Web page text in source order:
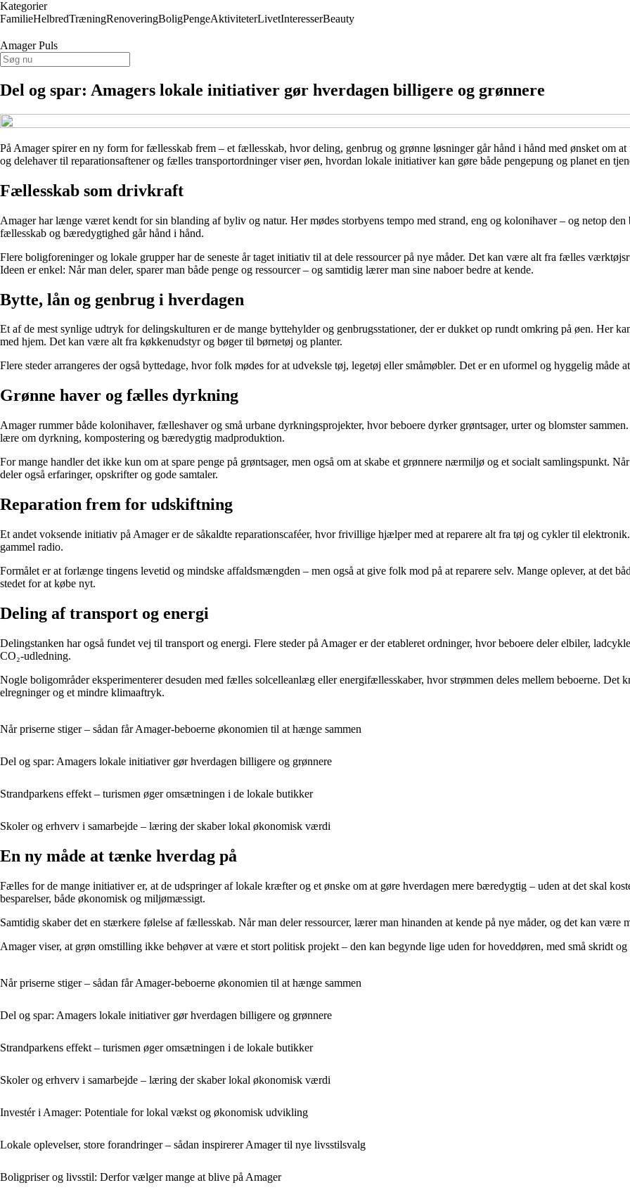
Kategorier
FamilieHelbredTræningRenoveringBoligPengeAktiviteterLivetInteresserBeauty
Amager Puls
Del og spar: Amagers lokale initiativer gør hverdagen billigere og grønnere
På Amager spirer en ny form for fællesskab frem – et fællesskab, hvor deling, genbrug og grønne løsninger går hånd i hånd med ønsket om
og delehaver til reparationsaftener og fælles transportordninger viser øen, hvordan lokale initiativer kan gøre både pengepung og planet en
Fællesskab som drivkraft
Amager har længe været kendt for sin blanding af byliv og natur. Her mødes storbyens tempo med strand, eng og kolonihaver – og netop
fællesskab og bæredygtighed går hånd i hånd.
Flere boligforeninger og lokale grupper har de seneste år taget initiativ til at dele ressourcer på nye måder. Det kan være alt fra fælles
Ideen er enkel: Når man deler, sparer man både penge og ressourcer – og samtidig lærer man sine naboer bedre at kende.
Bytte, lån og genbrug i hverdagen
Et af de mest synlige udtryk for delingskulturen er de mange byttehylder og genbrugsstationer, der er dukket op rundt omkring på øen. Her
med hjem. Det kan være alt fra køkkenudstyr og bøger til børnetøj og planter.
Flere steder arrangeres der også byttedage, hvor folk mødes for at udveksle tøj, legetøj eller småmøbler. Det er en uformel og hyggelig
Grønne haver og fælles dyrkning
Amager rummer både kolonihaver, fælleshaver og små urbane dyrkningsprojekter, hvor beboere dyrker grøntsager, urter og blomster
lære om dyrkning, kompostering og bæredygtig madproduktion.
For mange handler det ikke kun om at spare penge på grøntsager, men også om at skabe et grønnere nærmiljø og et socialt samlingspunkt.
deler også erfaringer, opskrifter og gode samtaler.
Reparation frem for udskiftning
Et andet voksende initiativ på Amager er de såkaldte reparationscaféer, hvor frivillige hjælper med at reparere alt fra tøj og cykler til
gammel radio.
Formålet er at forlænge tingens levetid og mindske affaldsmængden – men også at give folk mod på at reparere selv. Mange oplever, at det
stedet for at købe nyt.
Deling af transport og energi
Delingstanken har også fundet vej til transport og energi. Flere steder på Amager er der etableret ordninger, hvor beboere deler elbiler,
CO₂-udledning.
Nogle boligområder eksperimenterer desuden med fælles solcelleanlæg eller energifællesskaber, hvor strømmen deles mellem beboerne.
elregninger og et mindre klimaaftryk.
Når priserne stiger – sådan får Amager-beboerne økonomien til at hænge sammen
Del og spar: Amagers lokale initiativer gør hverdagen billigere og grønnere
Strandparkens effekt – turismen øger omsætningen i de lokale butikker
Skoler og erhverv i samarbejde – læring der skaber lokal økonomisk værdi
En ny måde at tænke hverdag på
Fælles for de mange initiativer er, at de udspringer af lokale kræfter og et ønske om at gøre hverdagen mere bæredygtig – uden at det skal
besparelser, både økonomisk og miljømæssigt.
Samtidig skaber det en stærkere følelse af fællesskab. Når man deler ressourcer, lærer man hinanden at kende på nye måder, og det kan være
Amager viser, at grøn omstilling ikke behøver at være et stort politisk projekt – den kan begynde lige uden for hoveddøren, med små skridt og
Når priserne stiger – sådan får Amager-beboerne økonomien til at hænge sammen
Del og spar: Amagers lokale initiativer gør hverdagen billigere og grønnere
Strandparkens effekt – turismen øger omsætningen i de lokale butikker
Skoler og erhverv i samarbejde – læring der skaber lokal økonomisk værdi
Investér i Amager: Potentiale for lokal vækst og økonomisk udvikling
Lokale oplevelser, store forandringer – sådan inspirerer Amager til nye livsstilsvalg
Boligpriser og livsstil: Derfor vælger mange at blive på Amager